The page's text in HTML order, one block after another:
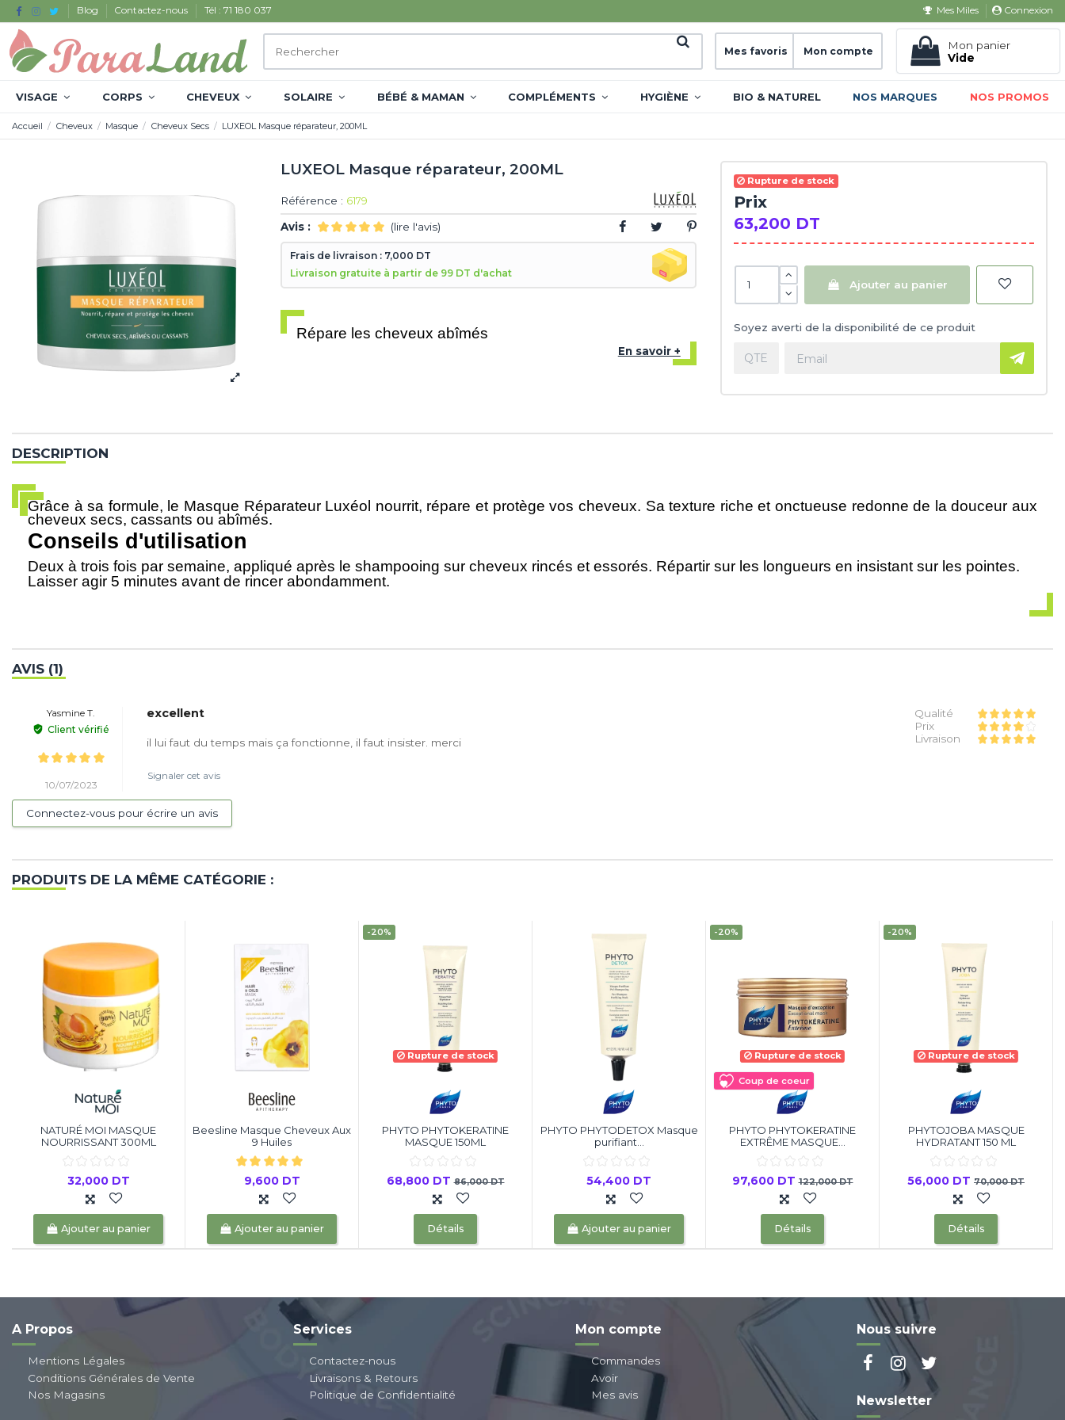
Blog Contactez-nous Tél : 71 180 037 Mes Miles Connexion
Mes favoris Mon compte
Mon panier
Vide
VISAGE CORPS CHEVEUX SOLAIRE BÉBÉ & MAMAN COMPLÉMENTS HYGIÈNE BIO & NATUREL NOS MARQUES NOS PROMOS
Accueil Cheveux Masque Cheveux Secs LUXEOL Masque réparateur, 200ML
LUXEOL Masque réparateur, 200ML
Référence : 6179
Avis : (lire l'avis)
Frais de livraison : 7,000 DT
Livraison gratuite à partir de 99 DT d'achat
Répare les cheveux abîmés
En savoir +
Rupture de stock
Prix
63,200 DT
Ajouter au panier
Soyez averti de la disponibilité de ce produit
DESCRIPTION
Grâce à sa formule, le Masque Réparateur Luxéol nourrit, répare et protège vos cheveux. Sa texture riche et onctueuse redonne de la douceur aux
cheveux secs, cassants ou abîmés.
Conseils d'utilisation
Deux à trois fois par semaine, appliqué après le shampooing sur cheveux rincés et essorés. Répartir sur les longueurs en insistant sur les pointes.
Laisser agir 5 minutes avant de rincer abondamment.
AVIS (1)
Yasmine T.
Client vérifié
10/07/2023
excellent
il lui faut du temps mais ça fonctionne, il faut insister. merci
Qualité
Prix
Livraison
Signaler cet avis
Connectez-vous pour écrire un avis
PRODUITS DE LA MÊME CATÉGORIE :
NATURÉ MOI MASQUE
NOURRISSANT 300ML
32,000 DT
Ajouter au panier
Beesline Masque Cheveux Aux
9 Huiles
9,600 DT
Ajouter au panier
-20%
Rupture de stock
PHYTO PHYTOKERATINE
MASQUE 150ML
68,800 DT86,000 DT
Détails
PHYTO PHYTODETOX Masque
purifiant...
54,400 DT
Ajouter au panier
Coup de coeur
-20%
Rupture de stock
PHYTO PHYTOKERATINE
EXTRÊME MASQUE...
97,600 DT122,000 DT
Détails
-20%
Rupture de stock
PHYTOJOBA MASQUE
HYDRATANT 150 ML
56,000 DT 70,000 DT
Détails
A Propos
Mentions Légales
Conditions Générales de Vente
Nos Magasins
Services
Contactez-nous
Livraisons & Retours
Politique de Confidentialité
Mon compte
Commandes
Avoir
Mes avis
Nous suivre
Newsletter